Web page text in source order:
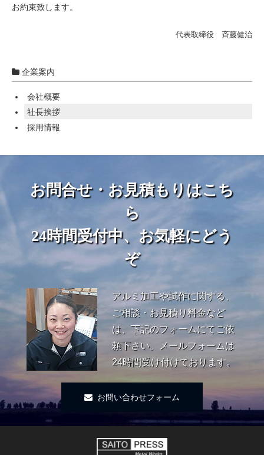
お約束致します。
代表取締役 斉藤健治
企業案内
会社概要
社長挨拶
採用情報
お問合せ・お見積もりはこち
ら
24時間受付中、お気軽にどう
ぞ
アルミ加工や試作に関する、
ご相談・お見積り料金など
は、下記のフォームにてご依
頼下さい。メールフォームは
24時間受け付けております。
お問い合わせフォーム